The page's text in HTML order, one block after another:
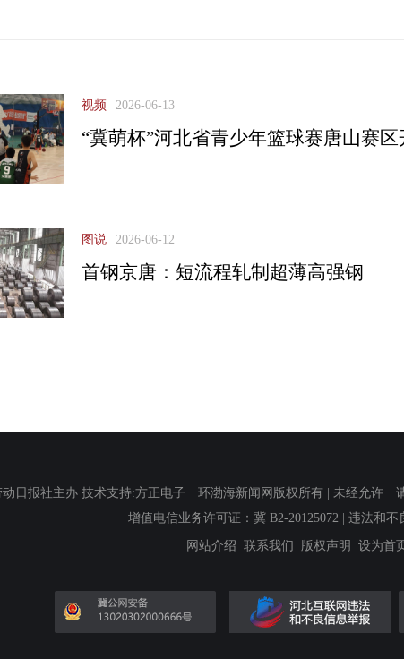
视频 2026-06-13
“冀萌杯”河北省青少年篮球赛唐山赛区
图说 2026-06-12
首钢京唐：短流程轧制超薄高强钢
日报社主办 技术支持:方正电子 环渤海新闻网版权所有 | 未经允许 请
增值电信业务许可证：冀 B2-20125072 | 违法和不
网站介绍 联系我们 版权声明 设为首